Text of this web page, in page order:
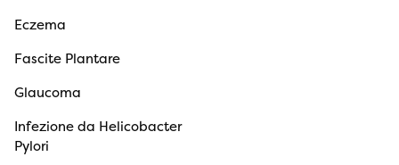
Eczema
Fascite Plantare
Glaucoma
Infezione da Helicobacter
Pylori